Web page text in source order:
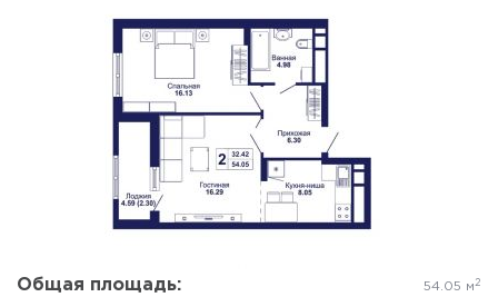
Общая площадь: 54.05 м 2
Да, удалить Отмена